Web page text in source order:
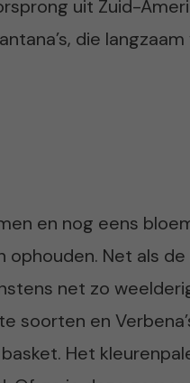
uit Zuid-
die
en nog eens
ophouden. Net als
net zo
soorten en
Het